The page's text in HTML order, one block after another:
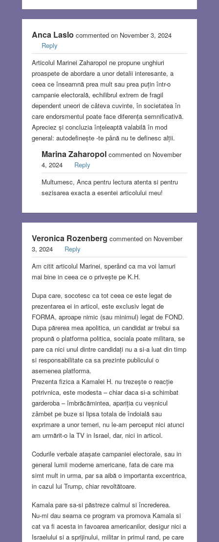
Anca Laslo commented on November 3, 2024
Reply
Articolul Marinei Zaharopol ne propune unghiuri
proaspete de abordare a unor detalii interesante, a
ceea ce înseamnă prea mult sau prea puțin într-o
campanie electorală, echilibrul extrem de fragil
dependent uneori de câteva cuvinte, în societatea în
care endorsmentul poate face diferența semnificativă.
Apreciez și concluzia înțeleaptă valabilă în mod
general: autodefinește -te până nu te definesc alții.
Marina Zaharopolcommented on November
4, 2024
Reply
Multumesc, Anca pentru lectura atenta si pentru
sezisarea exacta a esentei articolului meu!
Veronica Rozenberg commented on November
3, 2024
Reply
Am citit articolul Marinei, sperând ca ma voi lamuri
mai bine in ceea ce o privește pe K.H.
Dupa care, socotesc ca tot ceea ce este legat de
prezentarea ei in articol, este exclusiv legat de
FORMA, aproape nimic (sau minimul) legat de FOND.
Dupa părerea mea apolitica, un candidat ar trebui sa
propună o platforma politica, sociala poate militara, se
pare ca nici unul dintre candidați nu a si-a luat din timp
si responsabilitate ca sa prezinte publicului o
asemenea platforma.
Prezenta fizica a Kamalei H. nu trezește o reacție
potrivnica, este modesta – chiar daca si-a schimbat
garderoba – îmbrăcămintea, apariția cu veșnicul
zâmbet pe buze si lipsa totala de îndoială sau
exprimare a unor temeri, nu le-am perceput nici atunci
am urmărit-o la TV in Israel, dar, nici in articol.
Codurile verbale atașate campaniei electorale, sau in
general lumii moderne americane, fata de care ma
simt mult in urma, par sa aibă o importanta excentrica,
in cazul lui Trump, chiar revoltătoare.
Kamala pare sa-si păstreze calmul si încrederea.
Nu-mi dau seama ce program va promova Kamala si
cat va fi acesta in favoarea americanilor, desigur nici a
Israelului si a sprijinului, militar in primul rand, pe care